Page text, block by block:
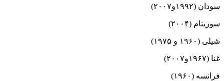
سودان (۱۹۹۲و۲۰۰۷)
سورینام (۲۰۰۴)
شیلی (۱۹۶۰ و ۱۹۷۵)
غنا (۱۹۶۷و۲۰۰۷)
فرانسه (۱۹۶۰)